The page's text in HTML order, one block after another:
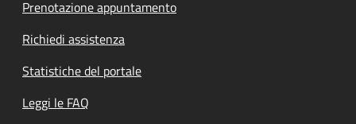
Prenotazione appuntamento
Richiedi assistenza
Statistiche del portale
Leggi le FAQ